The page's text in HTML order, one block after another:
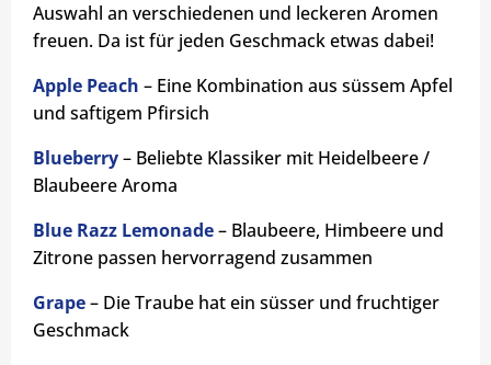
Auswahl an verschiedenen und leckeren Aromen
freuen. Da ist für jeden Geschmack etwas dabei!
Apple Peach – Eine Kombination aus süssem Apfel
und saftigem Pfirsich
Blueberry– Beliebte Klassiker mit Heidelbeere /
Blaubeere Aroma
Blue Razz Lemonade– Blaubeere, Himbeere und
Zitrone passen hervorragend zusammen
Grape– Die Traube hat ein süsser und fruchtiger
Geschmack